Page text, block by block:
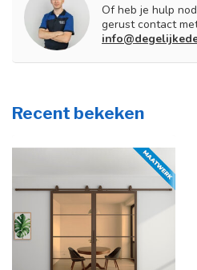
Of heb je hulp
gerust contact
Recent bekeken